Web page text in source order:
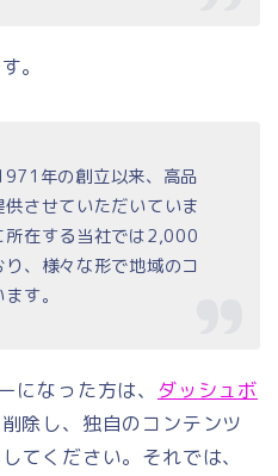
。
年の創立以来、高品
させていただいていま
所在する当社では2,000
、様々な形で地域のコ
す。
なった方は、 ダッシュボ
除し、独自のコンテンツ
てください。それでは、